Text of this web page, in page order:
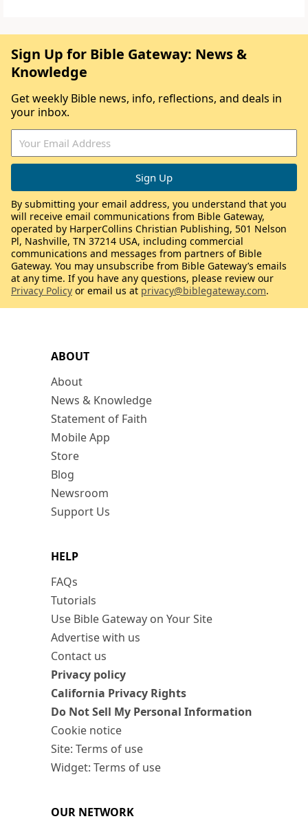
ABOUT
About
News & Knowledge
Statement of Faith
Mobile App
Store
Blog
Newsroom
Support Us
HELP
FAQs
Tutorials
Use Bible Gateway on Your Site
Advertise with us
Contact us
Privacy policy
California Privacy Rights
Do Not Sell My Personal Information
Cookie notice
Site: Terms of use
Widget: Terms of use
OUR NETWORK
Sign Up for Bible Gateway: News &
Knowledge
Get weekly Bible news, info, reflections, and deals in
your inbox.
By submitting your email address, you understand that you
will receive email communications from Bible Gateway,
operated by HarperCollins Christian Publishing, 501 Nelson
Pl, Nashville, TN 37214 USA, including commercial
communications and messages from partners of Bible
Gateway. You may unsubscribe from Bible Gateway’s emails
at any time. If you have any questions, please review our
Privacy Policy or email us at privacy@biblegateway.com.